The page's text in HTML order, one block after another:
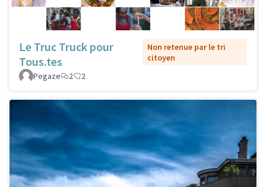
Le Truc Truck pour
Tous.tes
Non retenue par le tri
citoyen
Pegaze
2 2